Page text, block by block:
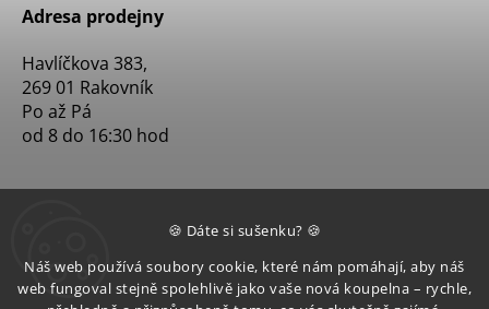
🍪 Dáte si sušenku? 🍪
Náš web používá soubory cookie, které nám pomáhají, aby náš
web fungoval stejně spolehlivě jako vaše nová koupelna – rychle,
Adresa prodejny
Havlíčkova 383,
269 01 Rakovník
Po až Pá
od 8 do 16:30 hod